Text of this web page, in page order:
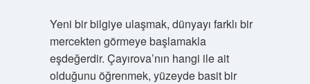
Yeni bir bilgiye ulaşmak, dünyayı farklı bir
mercekten görmeye başlamakla
eşdeğerdir. Çayırova’nın hangi ile ait
olduğunu öğrenmek, yüzeyde basit bir